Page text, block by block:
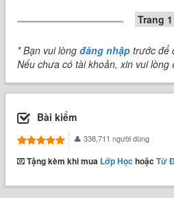
* Bạn vui lòngđăng nhập trước để
Nếu chưa có tài khoản, xin vui lòng
Bài kiểm
338,711 người dùng
Tặng kèm khi mua Lớp Học hoặcTừ